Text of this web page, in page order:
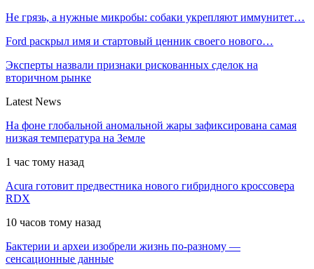
Не грязь, а нужные микробы: собаки укрепляют иммунитет…
Ford раскрыл имя и стартовый ценник своего нового…
Эксперты назвали признаки рискованных сделок на
вторичном рынке
Latest News
На фоне глобальной аномальной жары зафиксирована самая
низкая температура на Земле
1 час тому назад
Acura готовит предвестника нового гибридного кроссовера
RDX
10 часов тому назад
Бактерии и археи изобрели жизнь по-разному —
сенсационные данные